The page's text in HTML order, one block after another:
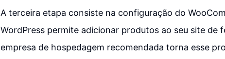
A terceira etapa consiste na configuração do
WordPress permite adicionar produtos ao seu site de
empresa de hospedagem recomendada torna esse